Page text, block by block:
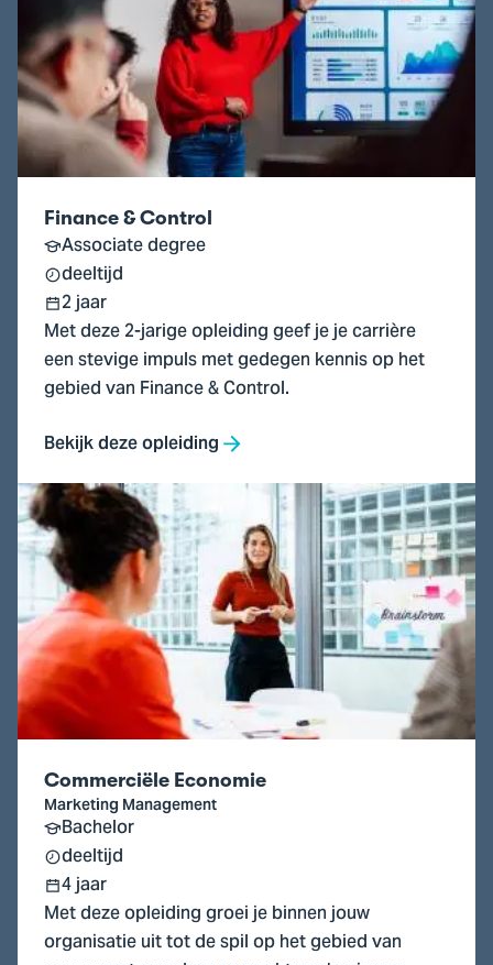
Control
Finance & Control
Associate degree
deeltijd
2 jaar
Met deze 2-jarige opleiding geef je je carrière
een stevige impuls met gedegen kennis op het
gebied van Finance & Control.
Bekijk deze opleiding
Ga
naar
Commerciële
Economie
Commerciële Economie
Marketing Management
Bachelor
deeltijd
4 jaar
Met deze opleiding groei je binnen jouw
organisatie uit tot de spil op het gebied van